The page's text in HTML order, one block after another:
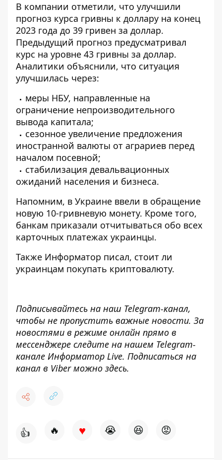
В компании отметили, что улучшили
прогноз курса гривны к доллару на конец
2023 года до 39 гривен за доллар.
Предыдущий прогноз предусматривал
курс на уровне 43 гривны за доллар.
Аналитики объяснили, что ситуация
улучшилась через:
меры НБУ, направленные на
ограничение непроизводительного
вывода капитала;
сезонное увеличение предложения
иностранной валюты от аграриев перед
началом посевной;
стабилизация девальвационных
ожиданий населения и бизнеса.
Напомним, в Украине ввели в обращение
новую 10-гривневую монету. Кроме того,
банкам приказали отчитываться обо всех
карточных платежах украинцы.
Также Информатор писал, стоит ли
украинцам покупать криптовалюту.
Подписывайтесь на наш Telegram-канал,
чтобы не пропустить важные новости. За
новостями в режиме онлайн прямо в
мессенджере следите на нашем Telegram-
канале Информатор Live. Подписаться на
канал в Viber можно здесь.
👍 🔥 ♥ 😭 😆 😡